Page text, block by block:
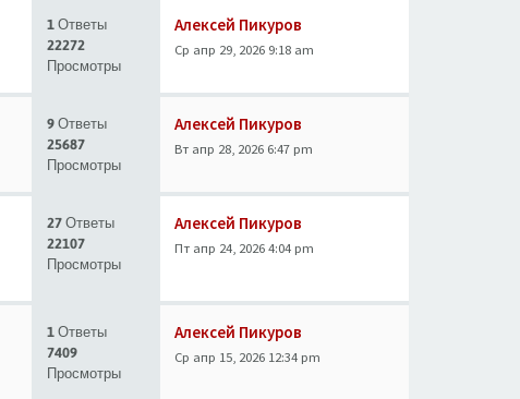
1 Ответы
22272
Просмотры
Алексей Пикуров
Ср апр 29, 2026 9:18 am
9 Ответы
25687
Просмотры
Алексей Пикуров
Вт апр 28, 2026 6:47 pm
27 Ответы
22107
Просмотры
Алексей Пикуров
Пт апр 24, 2026 4:04 pm
1 Ответы
7409
Просмотры
Алексей Пикуров
Ср апр 15, 2026 12:34 pm